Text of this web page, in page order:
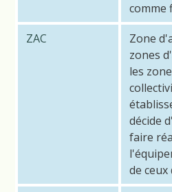
comme
ZAC
Zone
zones
les
décide
faire
de